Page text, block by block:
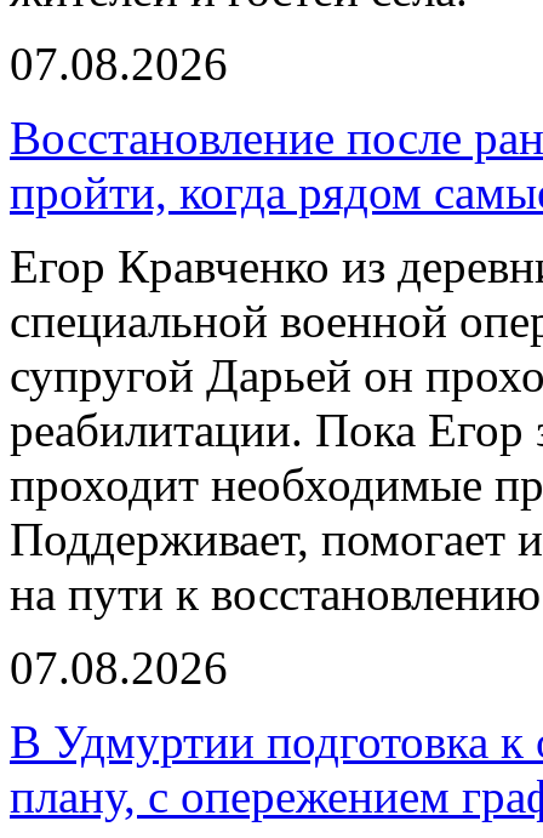
07.08.2026
Восстановление после
пройти, когда рядом
Егор Кравченко из
специальной военной
супругой Дарьей он
реабилитации. Пока Егор
проходит необходимые
Поддерживает, помогает
на пути к
07.08.2026
В Удмуртии подготовка к
плану, с опережением